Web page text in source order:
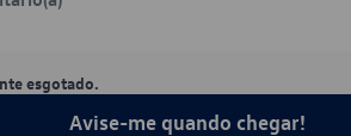
esgotado.
Avise-me quando chegar!